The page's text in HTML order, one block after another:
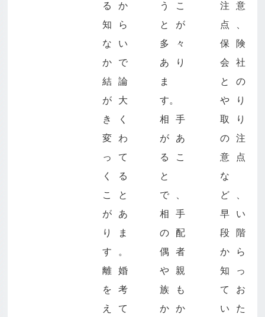
るか
知ら
ない
かで
結論
が大
きく
変わ
って
くる
こと
があ
りま
す。
離婚
を考
えて
うこ
とが
多々
あり
ま
す。
相手
があ
るこ
と
で、
相手
の配
偶者
や親
族も
かか
注意
点、
保険
会社
との
やり
取り
の注
意点
な
ど、
早い
段階
から
知っ
てお
いた